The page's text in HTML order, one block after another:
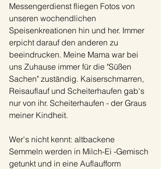
Messengerdienst fliegen Fotos von
unseren wochendlichen
Speisenkreationen hin und her. Immer
erpicht darauf den anderen zu
beeindrucken. Meine Mama war bei
uns Zuhause immer für die "Süßen
Sachen" zuständig. Kaiserschmarren,
Reisauflauf und Scheiterhaufen gab's
nur von ihr. Scheiterhaufen - der Graus
meiner Kindheit.
Wer's nicht kennt: altbackene
Semmeln werden in Milch-Ei -Gemisch
getunkt und in eine Auflaufform